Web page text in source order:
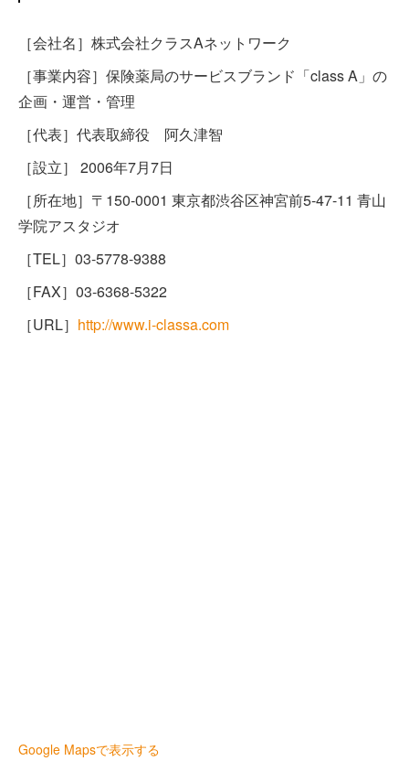
［会社名］株式会社クラスAネットワーク
［事業内容］保険薬局のサービスブランド「class A」の
企画・運営・管理
［代表］代表取締役 阿久津智
［設立］ 2006年7月7日
［所在地］〒150-0001 東京都渋谷区神宮前5-47-11 青山
学院アスタジオ
［TEL］03-5778-9388
［FAX］03-6368-5322
［URL］ http://www.i-classa.com
Google Mapsで表示する